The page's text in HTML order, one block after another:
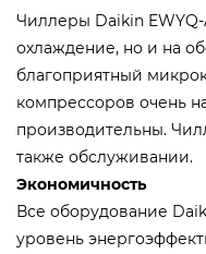
Чиллеры Daikin EWYQ-
охлаждение, но и на
благоприятный
компрессоров очень
производительны.
также обслуживании.
Экономичность
Все оборудование
уровень